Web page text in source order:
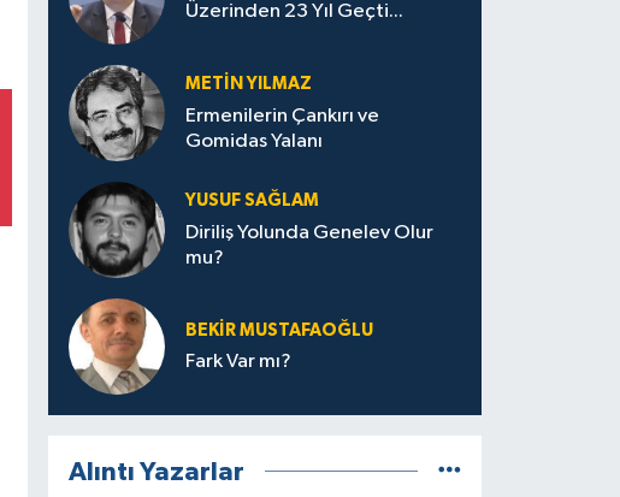
Üzerinden 23 Yıl Geçti...
METIN YILMAZ
Ermenilerin Çankırı ve
Gomidas Yalanı
YUSUF SAĞLAM
Diriliş Yolunda Genelev Olur
mu?
BEKIR MUSTAFAOĞLU
Fark Var mı?
Alıntı Yazarlar